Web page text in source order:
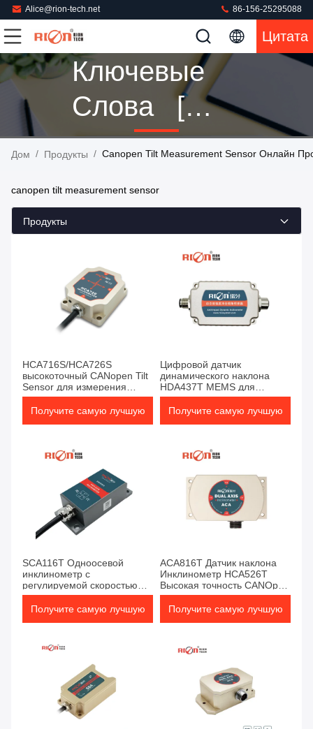
Alice@rion-tech.net 86-156-25295088
Цитата
Ключевые
Слова [
Canopen Tilt
Sensor ]
Продукты
Дом / Продукты / Canopen Tilt Measurement Sensor Онлайн
canopen tilt measurement sensor
Продукты
HCA716S/HCA726S
высокоточный CANopen Tilt
Sensor для измерения
промышленных
наклонностей
Получите самую лучшую
Цифровой датчик
динамического наклона
HDA437T MEMS для
измерения наклона в
движении или вибрации
Получите самую лучшую
SCA116T Одноосевой
инклинометр с
регулируемой скоростью
выхода / датчиком
обнаружения наклона
Получите самую лучшую
ACA816T Датчик наклона
Инклинометр HCA526T
Высокая точность CANOpen
Angle Meter
Получите самую лучшую